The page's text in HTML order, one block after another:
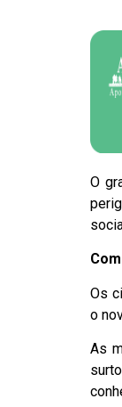
O
Os
o
As